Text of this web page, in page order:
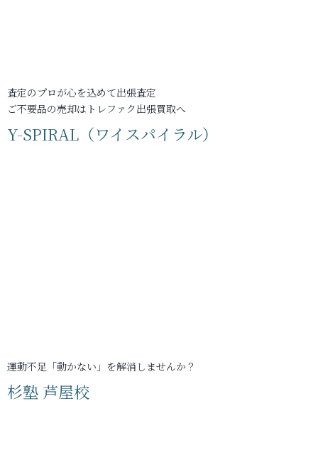
査定のプロが心を込めて出張査定
ご不要品の売却はトレファク出張買取へ
Y-SPIRAL（ワイスパイラル）
運動不足「動かない」を解消しませんか？
杉塾 芦屋校